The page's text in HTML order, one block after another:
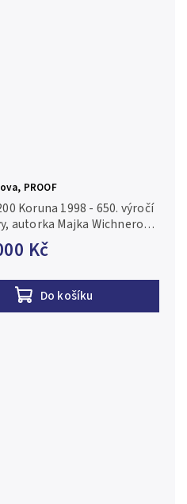
PROOF
Kč
Do košíku
Koruna 1998 - 650. výročí
autorka Majka Wichnerová,
PROOF Ag 0,900, 31 mm